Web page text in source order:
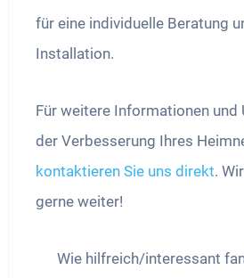
für eine individuelle Beratung
Installation.
Für weitere Informationen und
der Verbesserung Ihres
kontaktieren Sie uns direkt.
gerne weiter!
Wie hilfreich/interessant